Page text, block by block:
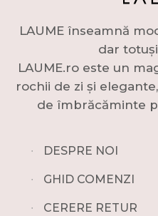
LAUME înseamnă
dar
LAUME.ro este un
rochii de zi și
de îmbrăcăminte
∙ DESPRE NOI
∙ GHID COMENZI
∙ CERERE RETUR